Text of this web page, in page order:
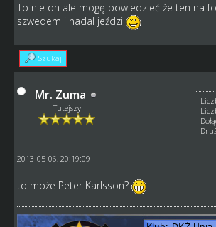
To nie on ale mogę powiedzieć że ten na
szwedem i nadal jeździ
Szukaj
Mr. Zuma
Tutejszy
2013-05-06, 20:19:09
to może Peter Karlsson?